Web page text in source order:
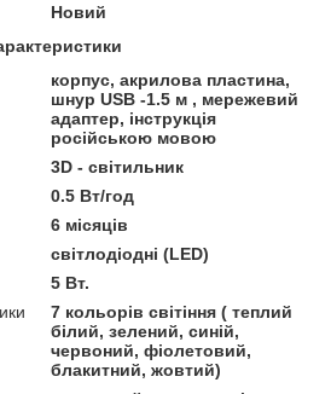
Новий
корпус, акрилова пластина,
шнур USB -1.5 м , мережевий
адаптер, інструкція
російською мовою
3D - світильник
0.5 Вт/год
6 місяців
світлодіодні (LED)
5 Вт.
7 кольорів світіння ( теплий
білий, зелений, синій,
червоний, фіолетовий,
блакитний, жовтий)